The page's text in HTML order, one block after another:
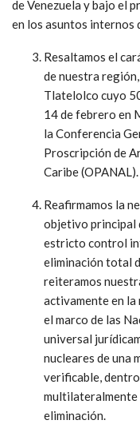
de Venezuela y bajo el
en los asuntos internos
Resaltamos el
de nuestra
Tlatelolco cuyo
14 de febrero en
la Conferencia
Proscripción de
Caribe (OPANAL).
Reafirmamos la
objetivo principal
estricto control
eliminación total
reiteramos
activamente en la
el marco de las
universal
nucleares de una
verificable,
multilateralmente
eliminación.